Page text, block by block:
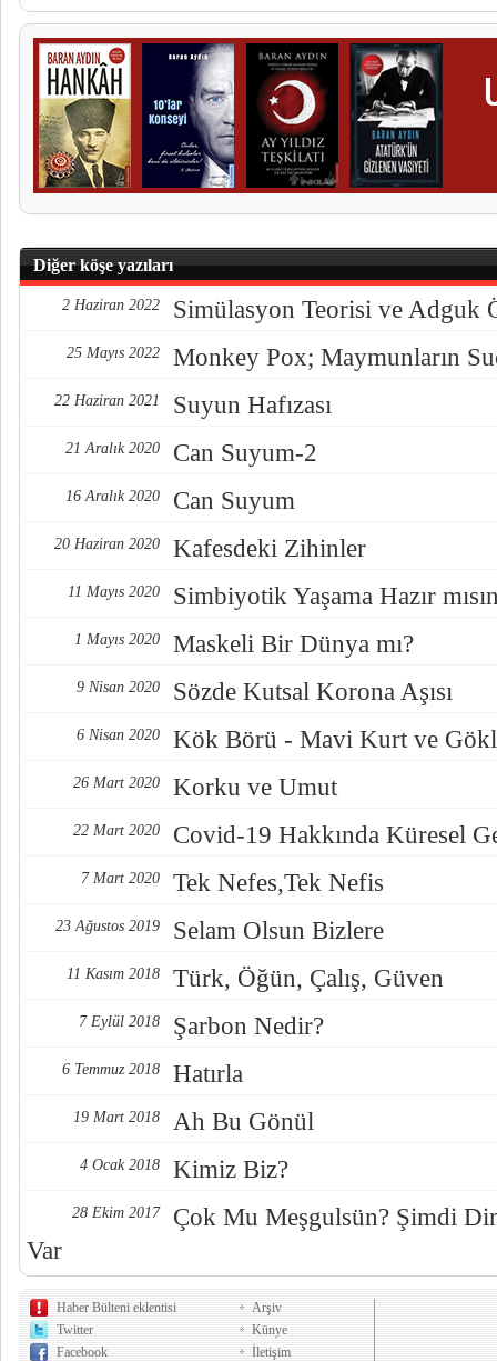
Diğer köşe yazıları
2 Haziran 2022 Simülasyon Teorisi ve Adguk
25 Mayıs 2022 Monkey Pox; Maymunların
22 Haziran 2021 Suyun Hafızası
21 Aralık 2020 Can Suyum-2
16 Aralık 2020 Can Suyum
20 Haziran 2020 Kafesdeki Zihinler
11 Mayıs 2020 Simbiyotik Yaşama Hazır
1 Mayıs 2020 Maskeli Bir Dünya mı?
9 Nisan 2020 Sözde Kutsal Korona Aşısı
6 Nisan 2020 Kök Börü - Mavi Kurt ve
26 Mart 2020 Korku ve Umut
22 Mart 2020 Covid-19 Hakkında Küresel
7 Mart 2020 Tek Nefes,Tek Nefis
23 Ağustos 2019 Selam Olsun Bizlere
11 Kasım 2018 Türk, Öğün, Çalış, Güven
7 Eylül 2018 Şarbon Nedir?
6 Temmuz 2018 Hatırla
19 Mart 2018 Ah Bu Gönül
4 Ocak 2018 Kimiz Biz?
28 Ekim 2017
Çok Mu Meşgulsün? Şimdi
Var
Haber Bülteni eklentisi
Twitter
Facebook
Arşiv
Künye
İletişim